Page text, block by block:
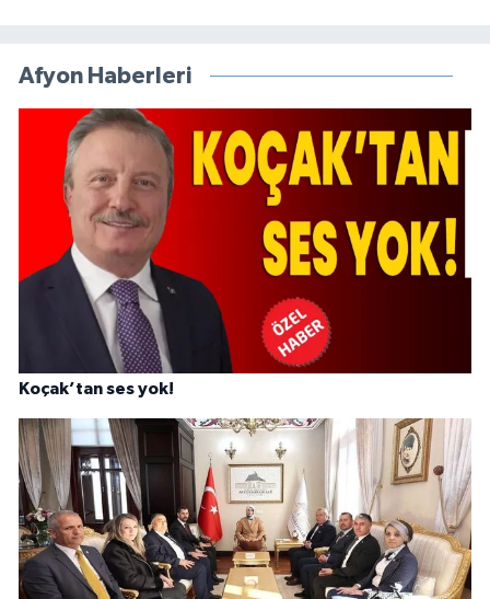
Afyon Haberleri
Koçak’tan ses yok!